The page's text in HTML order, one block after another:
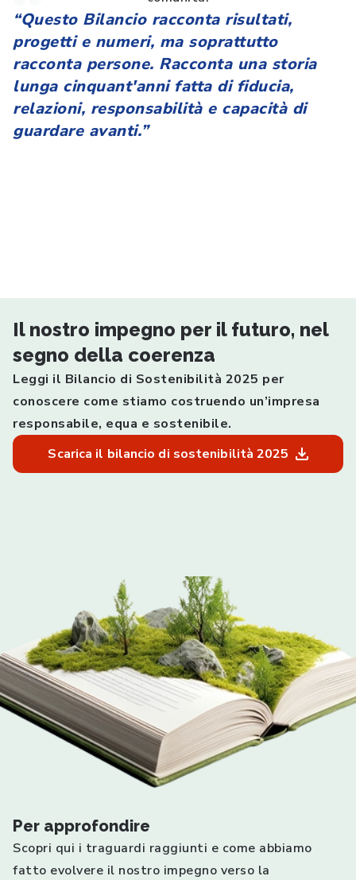
“Questo Bilancio racconta risultati,
progetti e numeri, ma soprattutto
racconta persone. Racconta una storia
lunga cinquant'anni fatta di fiducia,
relazioni, responsabilità e capacità di
guardare avanti.”
Il nostro impegno per il futuro, nel
segno della coerenza
Leggi il Bilancio di Sostenibilità 2025 per
conoscere come stiamo costruendo un’impresa
responsabile, equa e sostenibile.
Scarica il bilancio di sostenibilità 2025
Per approfondire
Scopri qui i traguardi raggiunti e come abbiamo
fatto evolvere il nostro impegno verso la